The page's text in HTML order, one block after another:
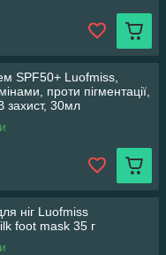
SPF50+ Luofmiss,
проти пігментації,
захист, 30мл
ніг Luofmiss
foot mask 35 г